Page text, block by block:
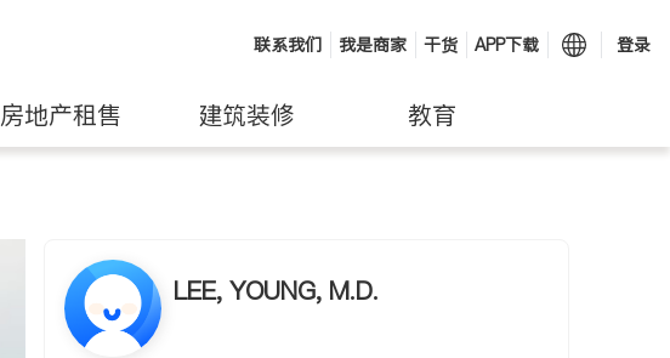
联系我们 我是商家 干货 APP下载 登录
房地产租售 建筑装修 教育
LEE, YOUNG, M.D.